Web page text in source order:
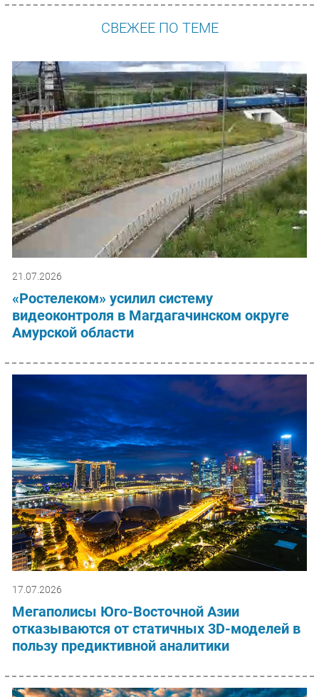
СВЕЖЕЕ ПО ТЕМЕ
21.07.2026
«Ростелеком» усилил систему
видеоконтроля в Магдагачинском округе
Амурской области
17.07.2026
Мегаполисы Юго-Восточной Азии
отказываются от статичных 3D-моделей в
пользу предиктивной аналитики